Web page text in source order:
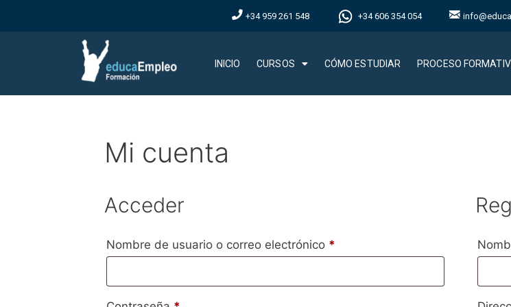
+34 959 261 548 +34 606 354 054
INICIO CURSOS CÓMO ESTUDIAR PROCESO
Mi cuenta
Acceder
Nombre de usuario o correo electrónico *